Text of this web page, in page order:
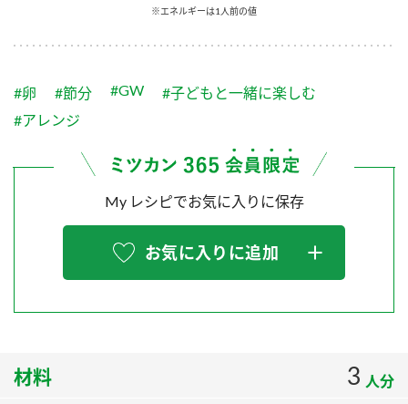
納豆のサイト
PIN印
三ツ判山吹
スペシャルサイト
お酢を知ろう！
すしラボ
ぽん酢サワー
鍋奉行マニュアル
各部門が大切にしていること
お客様相談センター
販売終了製品のご案内
よくあるご質問
地図から取り扱い店舗を探す
※エネルギーは1人前の値
#卵 #節分 #GW
#子どもと一緒に楽しむ
#アレンジ
My レシピでお気に入りに保存
お気に入りに追加
材料 3 人分